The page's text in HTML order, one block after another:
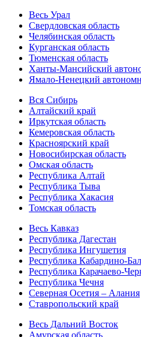
Весь Урал
Свердловская область
Челябинская область
Курганская область
Тюменская область
Ханты-Мансийский
Ямало-Ненецкий
Вся Сибирь
Алтайский край
Иркутская область
Кемеровская область
Красноярский край
Новосибирская область
Омская область
Республика Алтай
Республика Тыва
Республика Хакасия
Томская область
Весь Кавказ
Республика Дагестан
Республика Ингушетия
Республика Кабардино-
Республика Карачаево-
Республика Чечня
Северная Осетия – Алания
Ставропольский край
Весь Дальний Восток
Амурская область